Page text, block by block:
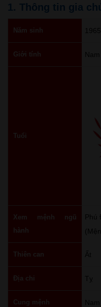
1. Thông tin gia
Năm sinh 1965
Giới tính Nam
Tuổi
Xem mệnh ngũ
hành
Phú
Thiên can Ất
Địa chi Tỵ
Cung mệnh